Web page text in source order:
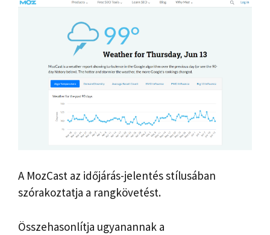
A MozCast az időjárás-jelentés stílusában
szórakoztatja a rangkövetést.
Összehasonlítja ugyanannak a